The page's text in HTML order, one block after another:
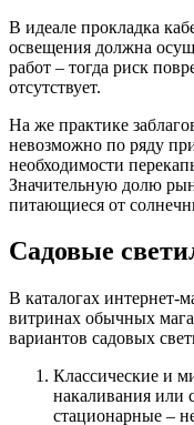
В идеале прокладка
освещения должна
работ – тогда риск
отсутствует.
На же практике
невозможно по ряду
необходимости
Значительную долю
питающиеся от
Садовые
В каталогах интернет-
витринах обычных
вариантов садовых
Классические и
накаливания или
стационарные –